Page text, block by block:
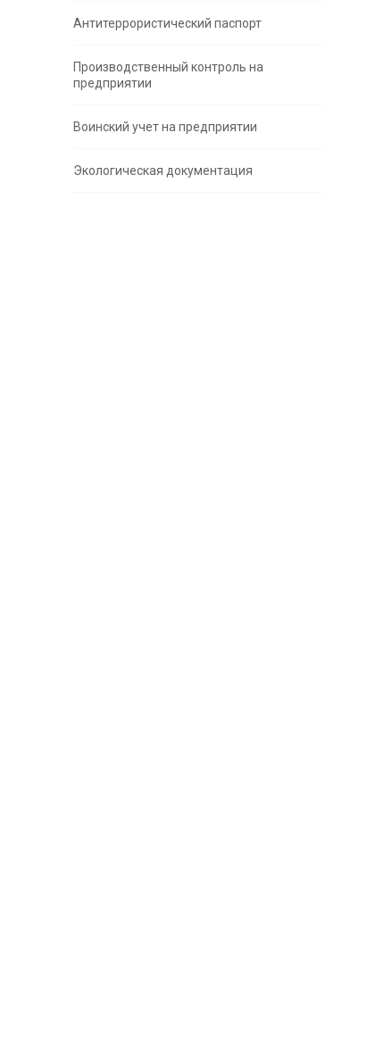
Антитеррористический паспорт
Производственный контроль на
предприятии
Воинский учет на предприятии
Экологическая документация